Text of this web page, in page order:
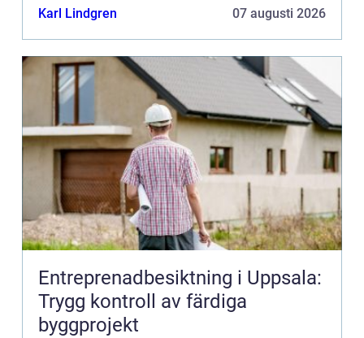
Karl Lindgren 07 augusti 2026
Entreprenadbesiktning i Uppsala:
Trygg kontroll av färdiga
byggprojekt